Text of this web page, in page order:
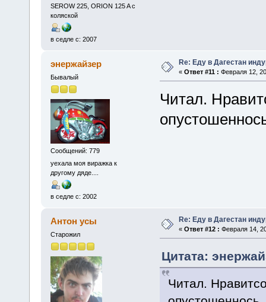
SEROW 225, ORION 125 A с
коляской
в седле с: 2007
энержайзер
Бывалый
Сообщений: 779
уехала моя виражка к
другому дяде....
в седле с: 2002
Re: Еду в Дагестан
« Ответ #11 : Февраля 12,
Читал.
Антон усы
Старожил
Re: Еду в Дагестан
« Ответ #12 : Февраля 14,
Цитата:
Читал.